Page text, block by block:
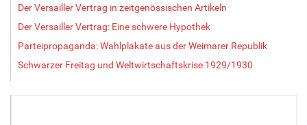
Der Versailler Vertrag in zeitgenössischen Artikeln
Der Versailler Vertrag: Eine schwere Hypothek
Parteipropaganda: Wahlplakate aus der Weimarer Republik
Schwarzer Freitag und Weltwirtschaftskrise 1929/1930